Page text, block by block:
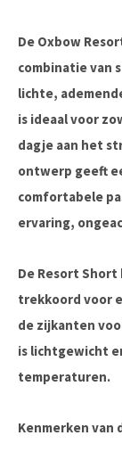
De Oxbow
combinatie van
lichte,
is ideaal voor
dagje aan het
ontwerp geeft
comfortabele
ervaring,
De Resort
trekkoord voor
de zijkanten
is lichtgewicht
temperaturen.
Kenmerken van